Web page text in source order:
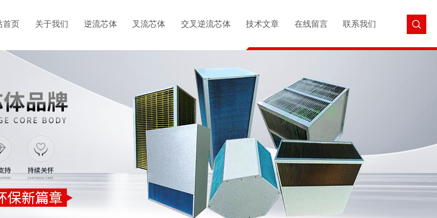
首页 关于我们 逆流芯体 叉流芯体 交叉逆流芯体 技术文章 在线留言 联系我们